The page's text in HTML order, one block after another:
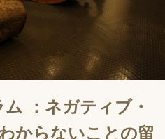
：ネガティブ・
からないことの留